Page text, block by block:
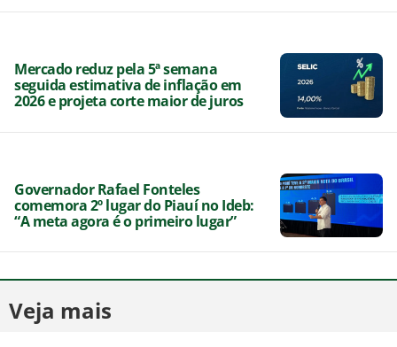
Mercado reduz pela 5ª semana
seguida estimativa de inflação em
2026 e projeta corte maior de juros
Governador Rafael Fonteles
comemora 2º lugar do Piauí no Ideb:
“A meta agora é o primeiro lugar”
Veja mais